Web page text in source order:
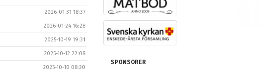
2026-01-31 18:37
2026-01-24 16:28
2025-10-19 19:31
2025-10-12 22:08
2025-10-10 08:20
SPONSORER